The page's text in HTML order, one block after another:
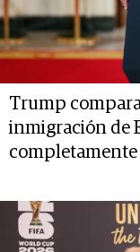
Trump
inmigración de